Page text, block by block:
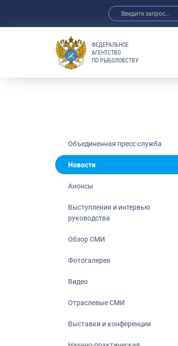
ФЕДЕРАЛЬНОЕ
АГЕНТСТВО
ПО РЫБОЛОВСТВУ
Объединенная пресс-служба
Новости
Анонсы
Выступления и интервью
руководства
Обзор СМИ
Фотогалерея
Видео
Отраслевые СМИ
Выставки и конференции